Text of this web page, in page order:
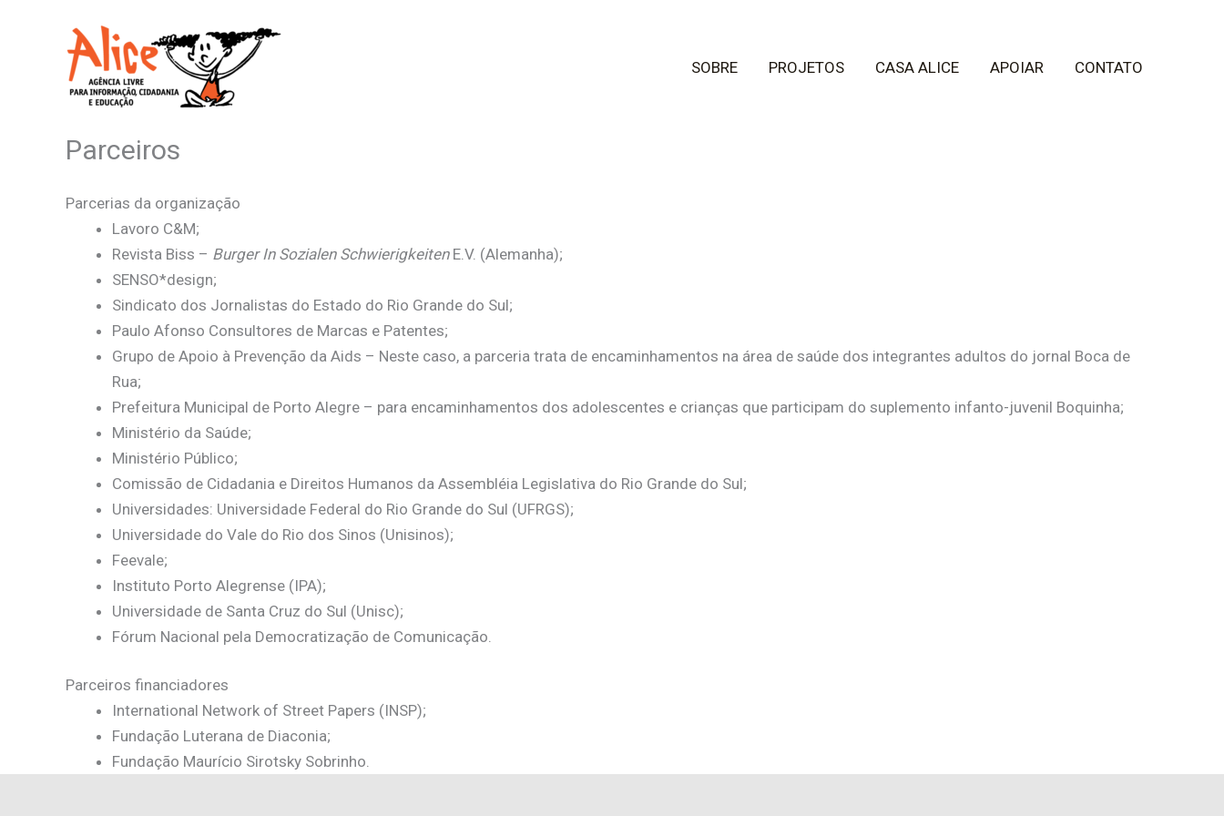
SOBRE PROJETOS CASA ALICE APOIAR CONTATO
Parceiros
Parcerias da organização
Lavoro C&M;
Revista Biss – Burger In Sozialen SchwierigkeitenE.V. (Alemanha);
SENSO*design;
Sindicato dos Jornalistas do Estado do Rio Grande do Sul;
Paulo Afonso Consultores de Marcas e Patentes;
Grupo de Apoio à Prevenção da Aids – Neste caso, a parceria trata de encaminhamentos na área de saúde dos integrantes adultos do jornal Boca de
Rua;
Prefeitura Municipal de Porto Alegre – para encaminhamentos dos adolescentes e crianças que participam do suplemento infanto-juvenil Boquinha;
Ministério da Saúde;
Ministério Público;
Comissão de Cidadania e Direitos Humanos da Assembléia Legislativa do Rio Grande do Sul;
Universidades: Universidade Federal do Rio Grande do Sul (UFRGS);
Universidade do Vale do Rio dos Sinos (Unisinos);
Feevale;
Instituto Porto Alegrense (IPA);
Universidade de Santa Cruz do Sul (Unisc);
Fórum Nacional pela Democratização de Comunicação.
Parceiros financiadores
International Network of Street Papers (INSP);
Fundação Luterana de Diaconia;
Fundação Maurício Sirotsky Sobrinho.